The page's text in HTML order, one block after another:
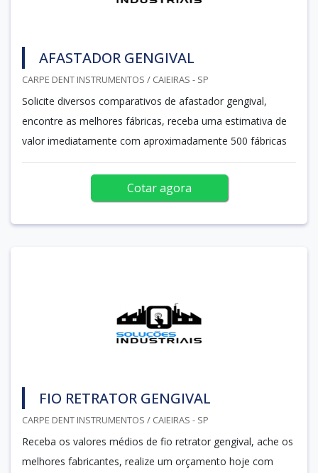
AFASTADOR GENGIVAL
CARPE DENT INSTRUMENTOS / CAIEIRAS - SP
Solicite diversos comparativos de afastador gengival,
encontre as melhores fábricas, receba uma estimativa de
valor imediatamente com aproximadamente 500 fábricas
Cotar agora
FIO RETRATOR GENGIVAL
CARPE DENT INSTRUMENTOS / CAIEIRAS - SP
Receba os valores médios de fio retrator gengival, ache os
melhores fabricantes, realize um orçamento hoje com